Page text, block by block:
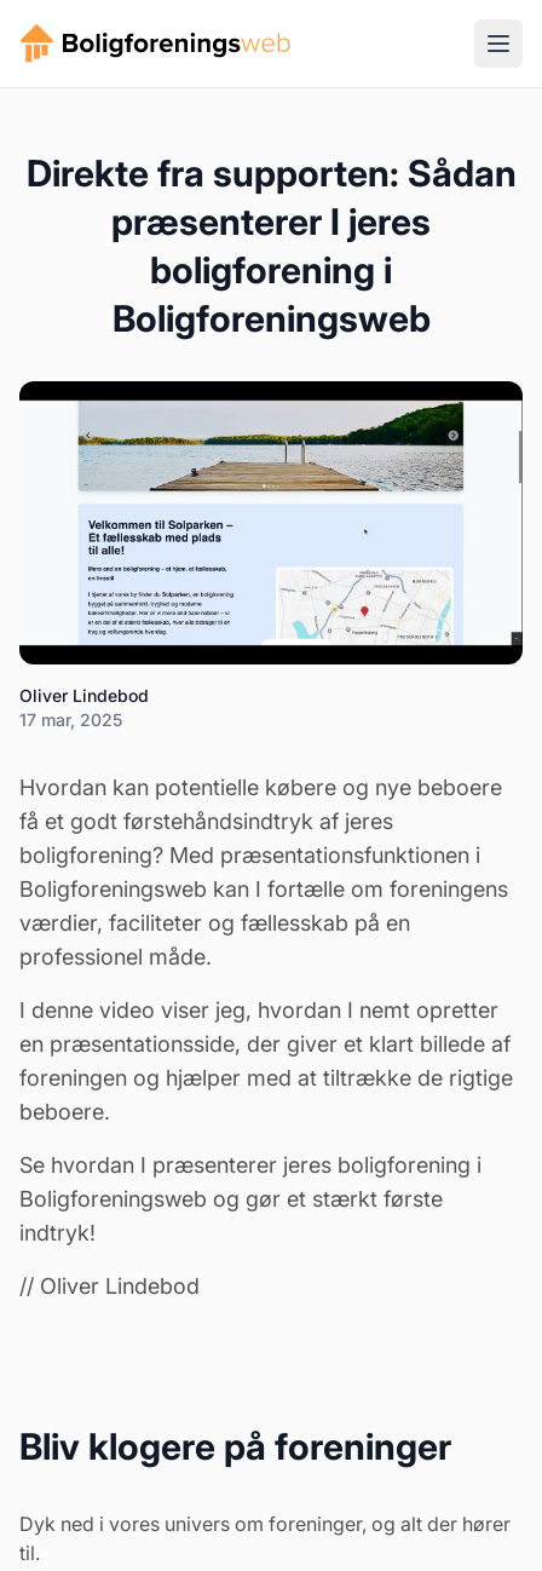
Direkte fra supporten: Sådan
præsenterer I jeres
boligforening i
Boligforeningsweb
Oliver Lindebod
17 mar, 2025
Hvordan kan potentielle købere og nye beboere
få et godt førstehåndsindtryk af jeres
boligforening? Med præsentationsfunktionen i
Boligforeningsweb kan I fortælle om foreningens
værdier, faciliteter og fællesskab på en
professionel måde.
I denne video viser jeg, hvordan I nemt opretter
en præsentationsside, der giver et klart billede af
foreningen og hjælper med at tiltrække de rigtige
beboere.
Se hvordan I præsenterer jeres boligforening i
Boligforeningsweb og gør et stærkt første
indtryk!
// Oliver Lindebod
Bliv klogere på foreninger
Dyk ned i vores univers om foreninger, og alt der hører
til.